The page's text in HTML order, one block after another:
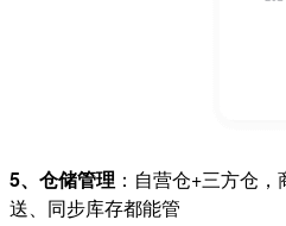
5、仓储管理 ：自营仓+三方仓
送、同步库存都能管